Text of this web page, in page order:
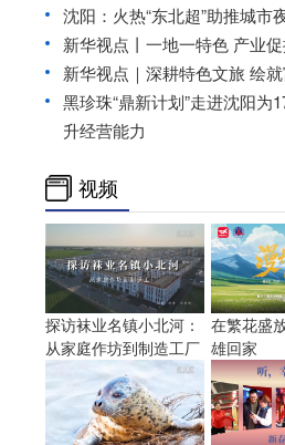
沈阳：火热“东北超”助推城市
新华视点丨一地一特色 产业
新华视点｜深耕特色文旅 绘
黑珍珠“鼎新计划”走进沈阳为
升经营能力
视频
探访袜业名镇小北河：
从家庭作坊到制造工厂
在繁花盛
雄回家